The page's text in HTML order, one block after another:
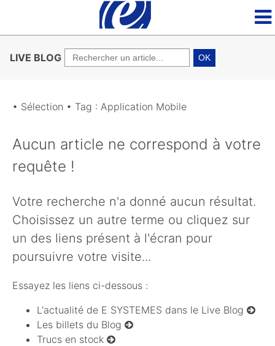
LIVE BLOG OK
• Sélection • Tag : Application Mobile
Aucun article ne correspond à votre
requête !
Votre recherche n'a donné aucun résultat.
Choisissez un autre terme ou cliquez sur
un des liens présent à l'écran pour
poursuivre votre visite...
Essayez les liens ci-dessous :
L'actualité de E SYSTEMES dans le Live Blog
Les billets du Blog
Trucs en stock